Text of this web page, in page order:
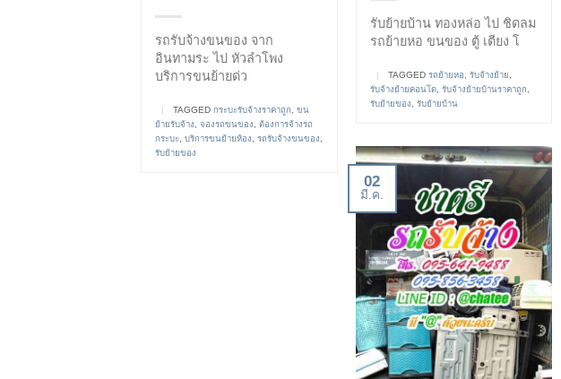
รถรับจ้างขนของ จาก
อินทามระ ไป หัวลำโพง
บริการขนย้ายด่ว
| TAGGED กระบะรับจ้างราคาถูก
ขน
ย้ายรับจ้าง
จองรถขนของ
ต้องการจ้างรถ
กระบะ บริการขนย้ายห้อง รถรับจ้างขนของ
รับย้ายของ
รับย้ายบ้าน ทองหล่อ ไป ชิดลม
รถย้ายหอ ขนของ ตู้ เตียง โ
| TAGGED รถย้ายหอ รับจ้างย้าย
รับจ้างย้ายคอนโด, รับจ้างย้ายบ้านราคาถูก
รับย้ายของ
รับย้ายบ้าน
02
มี.ค.